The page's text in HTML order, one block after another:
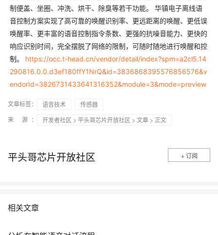
制便盖、坐圈、冲洗、烘干、除臭等若干功能。 华镇电子离线语
音控制方案实现了高可靠的唤醒识别率、更远距离的唤醒、更低误
唤醒率、更丰富的语音控制指令条数、更强的抗噪音能力、更快的
响应识别时间，完全摆脱了网络的限制，可随时随地进行唤醒和控
制。 https://occ.t-head.cn/vendor/detail/index?spm=a2cl5.14
290816.0.0.d3ef180ffY1NrQ&id=3836868395576856576&v
endorId=3826731433641316352&module=3&mode=preview
文章标签： 语音技术
传感器
来 源：
开发者社区 > 平头哥芯片开放社区 > 文章 > 正文
平头哥芯片开放社区 + 订阅
相关文章